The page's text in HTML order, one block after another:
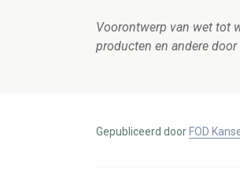
Voorontwerp van wet tot
producten en andere
Gepubliceerd door FOD